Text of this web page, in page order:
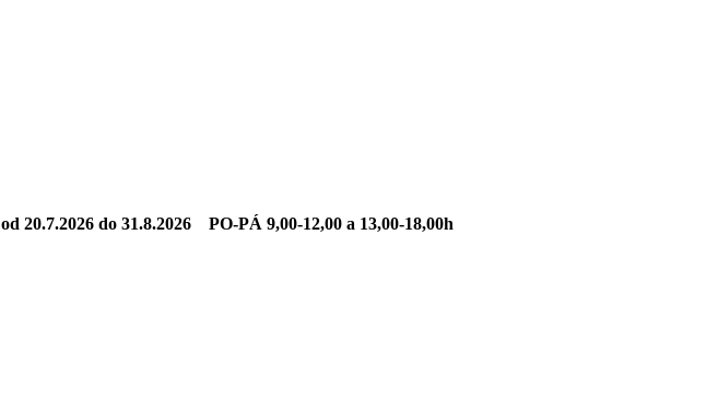
od 20.7.2026 do 31.8.2026 PO-PÁ 9,00-12,00 a 13,00-18,00h